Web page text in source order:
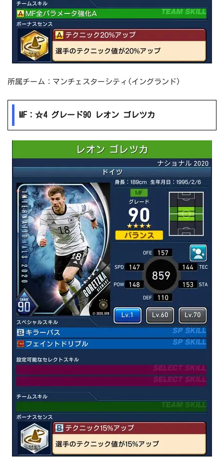
所属チーム：マンチェスターシティ(イングランド)
MF：☆4 グレード90 レオン ゴレツカ